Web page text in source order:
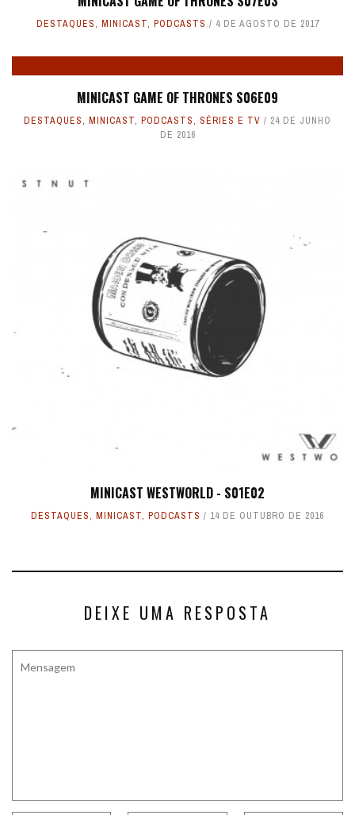
DESTAQUES, MINICAST, PODCASTS 4 DE AGOSTO DE 2017
MINICAST GAME OF THRONES S06E09
DESTAQUES, MINICAST, PODCASTS, SÉRIES E TV
24 DE JUNHO
DE 2016
MINICAST WESTWORLD - S01E02
DESTAQUES, MINICAST, PODCASTS 14 DE OUTUBRO DE 2016
DEIXE UMA RESPOSTA